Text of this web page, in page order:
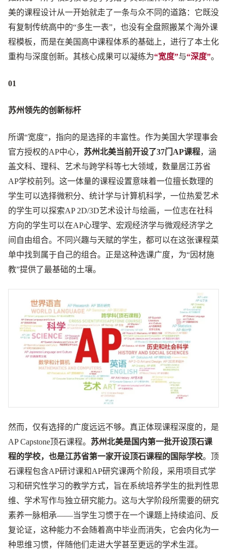
美的课程设计从一开始就走了一条与众不同的道路：它既没
有复制传统高中的“多生一表”，也没有全盘照搬某个海外课
程模板，而是在美国高中课程体系的基础上，进行了本土化
重构与深度创新。其核心成果可以凝练为“宽度”与“深度”。
01
苏州领先的创新标杆
所谓“宽度”，指向的是选择的丰富性。作为美国大学理事会
官方授权的AP中心， 苏州北美当前开设了37门AP课程，涵
盖文科、理科、艺术与跨学科等七大领域，数量居江苏省
AP学校前列。这一体量的课程设置意味着一位擅长数理的
学生可以选择微积分、统计学与计算机科学，一位热爱艺术
的学生可以探索AP 2D/3D艺术设计与绘画，一位志在社科
方向的学生可以在AP心理学、宏观经济学与微观经济学之
间自由组合。不同兴趣与天赋的学生，都可以在这张课程菜
单中找到属于自己的组合。正是这种选课广度，为“因材施
教”提供了最基础的土壤。
然而，仅有选择的广度远远不够。真正体现课程深度的，是
AP Capstone顶石课程。 苏州北美是国内第一批开设顶石课
程的学校，也是江苏省第一家开设顶石课程的国际学校。顶
石课程包含AP研讨课和AP研究课两个阶段，采用项目式学
习和研究性学习的教学方式，旨在系统培养学生的批判性思
维、学术写作与独立研究能力。这与大学阶段所需要的研究
素养一脉相承——当学生习惯于在一个课题上持续追问、反
复论证，这种能力不会随着高中毕业而消失，它会内化为一
种思维习惯，伴随他们走进大学甚至更远的学术生涯。